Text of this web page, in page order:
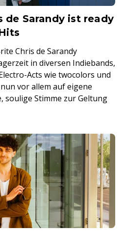
de Sarandy ist ready
Chris de Sarandy
in diversen Indiebands,
Acts wie twocolors und
vor allem auf eigene
soulige Stimme zur Geltung